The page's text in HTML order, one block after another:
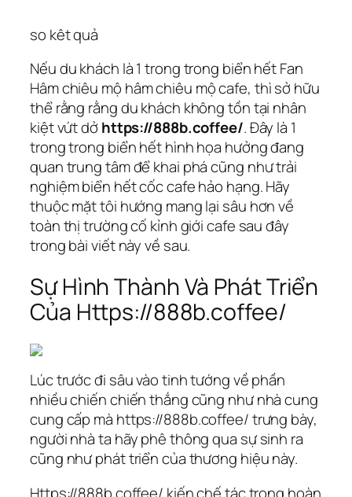
so kêt quả
Nếu du khách là 1 trong trong biển hết Fan
Hâm chiêu mộ hâm chiêu mộ cafe, thì sở hữu
thể rằng rằng du khách không tồn tại nhân
kiệt vứt dở https://888b.coffee/. Đây là 1
trong trong biển hết hình họa hưởng đang
quan trung tâm để khai phá cũng như trải
nghiệm biển hết cốc cafe hảo hạng. Hãy
thuộc mặt tôi hướng mang lại sâu hơn về
toàn thị trường cố kỉnh giới cafe sau đây
trong bài viết này về sau.
Sự Hình Thành Và Phát Triển
Của Https://888b.coffee/
Lúc trước đi sâu vào tinh tướng về phần
nhiều chiến chiến thắng cũng như nhà cung
cung cấp mà https://888b.coffee/trưng bày,
người nhà ta hãy phê thông qua sự sinh ra
cũng như phát triển của thương hiệu này.
Https://888b.coffee/ kiến chế tác trong hoàn